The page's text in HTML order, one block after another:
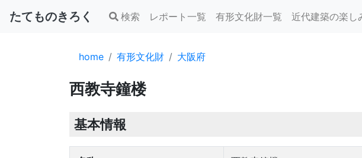
たてものきろく 検索 レポート一覧 有形文化財一覧 近代建築の楽し
home 有形文化財 大阪府
西教寺鐘楼
基本情報